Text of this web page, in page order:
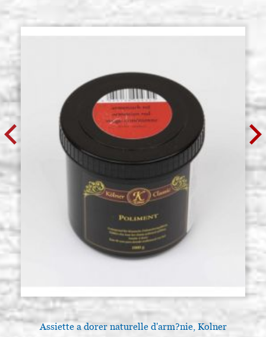
Assiette a dorer naturelle d'arm?nie, Kolner